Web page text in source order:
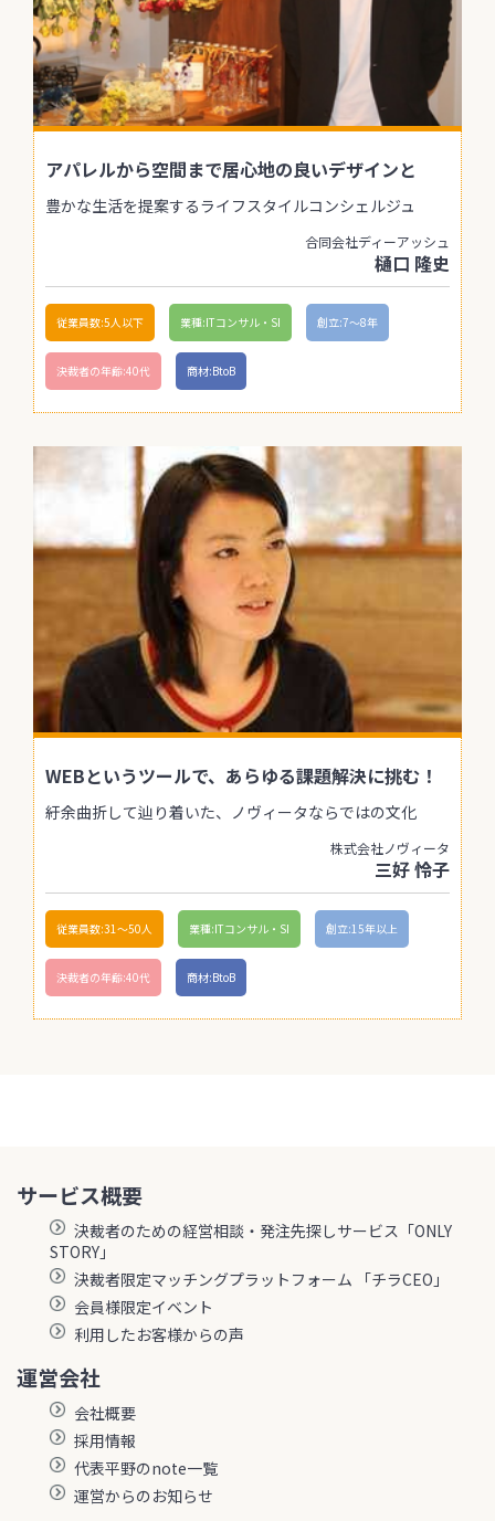
アパレルから空間まで居心地の良いデザインと
豊かな生活を提案するライフスタイルコンシェルジュ
合同会社ディーアッシュ
樋口 隆史
従業員数:5人以下 業種:ITコンサル・SI 創立:7〜8年
決裁者の年齢:40代 商材:BtoB
WEBというツールで、あらゆる課題解決に挑む！
紆余曲折して辿り着いた、ノヴィータならではの文化
株式会社ノヴィータ
三好 怜子
従業員数:31〜50人 業種:ITコンサル・SI 創立:15年以上
決裁者の年齢:40代 商材:BtoB
サービス概要
決裁者のための経営相談・発注先探しサービス「ONLY
STORY」
決裁者限定マッチングプラットフォーム 「チラCEO」
会員様限定イベント
利用したお客様からの声
運営会社
会社概要
採用情報
代表平野のnote一覧
運営からのお知らせ